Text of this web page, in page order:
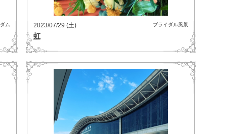
ダム 2023/07/29 (土) ブライダル風景
虹